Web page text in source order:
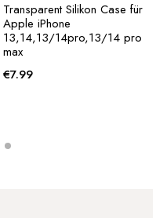
Transparent Silikon Case für
Apple iPhone
13,14,13/14pro,13/14 pro
max
€7.99